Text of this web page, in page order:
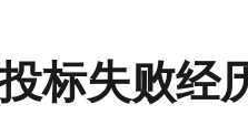
标失败经